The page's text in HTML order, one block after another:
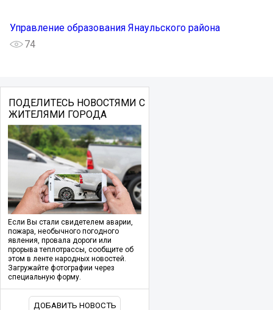
Управление образования Янаульского района
74
ПОДЕЛИТЕСЬ НОВОСТЯМИ С
ЖИТЕЛЯМИ ГОРОДА
Если Вы стали свидетелем аварии,
пожара, необычного погодного
явления, провала дороги или
прорыва теплотрассы, сообщите об
этом в ленте народных новостей.
Загружайте фотографии через
специальную форму.
ДОБАВИТЬ НОВОСТЬ